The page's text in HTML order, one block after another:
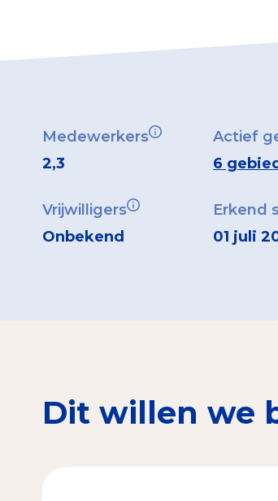
Medewerkers
2,3
Actief
6
Vrijwilligers
Onbekend
Erkend
01 juli
Dit willen we